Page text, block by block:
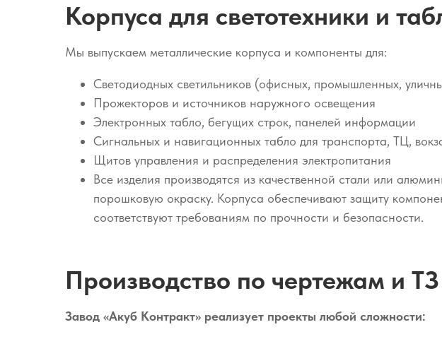
Корпуса для светотехники и
Мы выпускаем металлические корпуса и компоненты для:
Светодиодных светильников (офисных, промышленных,
Прожекторов и источников наружного освещения
Электронных табло, бегущих строк, панелей информации
Сигнальных и навигационных табло для транспорта, ТЦ,
Щитов управления и распределения электропитания
Все изделия производятся из качественной стали или
порошковую окраску. Корпуса обеспечивают защиту
соответствуют требованиям по прочности и безопасности.
Производство по чертежам и ТЗ
Завод «Акуб Контракт» реализует проекты любой сложности: